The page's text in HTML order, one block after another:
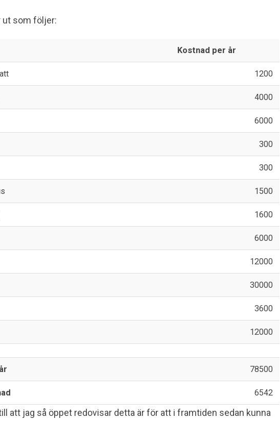
ut som följer:
Kostnad per år
1200
4000
6000
300
300
1500
1600
6000
12000
30000
3600
12000
78500
6542
att jag så öppet redovisar detta är för att i framtiden sedan kunna